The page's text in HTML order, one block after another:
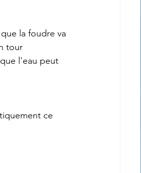
la foudre va
tour
l'eau peut
ce